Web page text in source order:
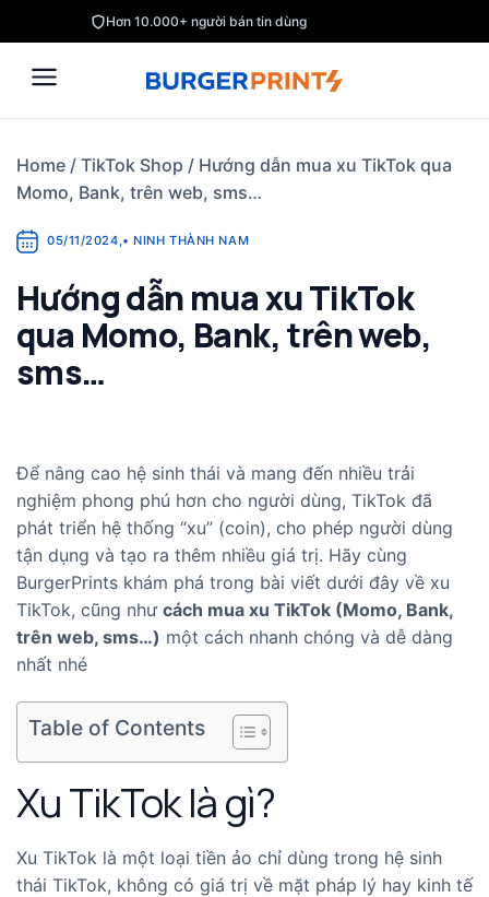
to
content
Hơn 10.000+ người bán tin dùng
Home / TikTok Shop / Hướng dẫn mua xu TikTok qua
Momo, Bank, trên web, sms…
05/11/2024,• NINH THÀNH NAM
Hướng dẫn mua xu TikTok
qua Momo, Bank, trên web,
sms…
Để nâng cao hệ sinh thái và mang đến nhiều trải
nghiệm phong phú hơn cho người dùng, TikTok đã
phát triển hệ thống “xu” (coin), cho phép người dùng
tận dụng và tạo ra thêm nhiều giá trị. Hãy cùng
BurgerPrints khám phá trong bài viết dưới đây về xu
TikTok, cũng như cách mua xu TikTok (Momo, Bank,
trên web, sms…) một cách nhanh chóng và dễ dàng
nhất nhé
Table of Contents
Xu TikTok là gì?
Xu TikTok là một loại tiền ảo chỉ dùng trong hệ sinh
thái TikTok, không có giá trị về mặt pháp lý hay kinh tế